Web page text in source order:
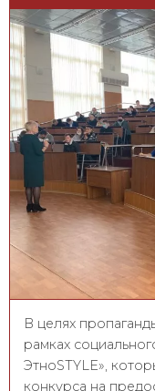
В целях
рамках
ЭтноSTYLE»,
конкурса на